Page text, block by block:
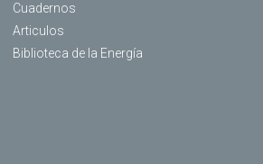
Cuadernos
Articulos
Biblioteca de la Energía